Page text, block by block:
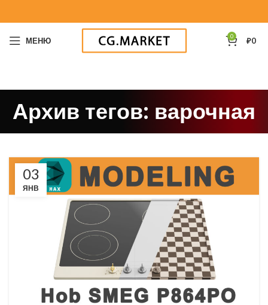
МЕНЮ 0 ₽0
Архив тегов: варочная
03
ЯНВ